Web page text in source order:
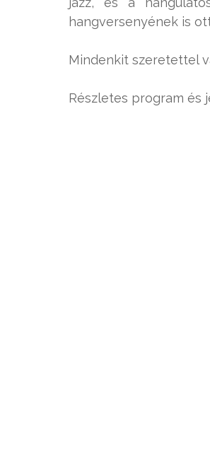
hangversenyének is
Mindenkit szeretettel
Részletes program és